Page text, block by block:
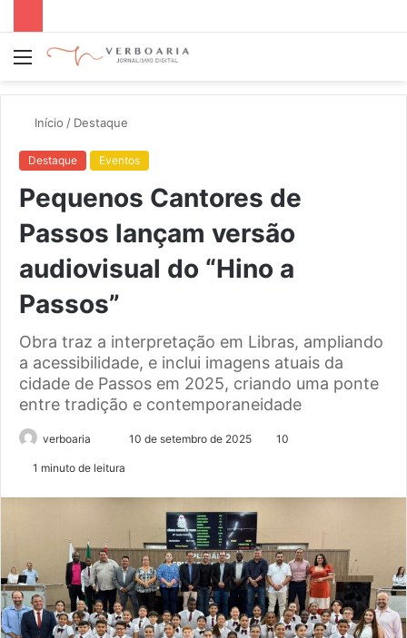
Menu
Início / Destaque
Destaque Eventos
Pequenos Cantores de
Passos lançam versão
audiovisual do “Hino a
Passos”
Obra traz a interpretação em Libras, ampliando
a acessibilidade, e inclui imagens atuais da
cidade de Passos em 2025, criando uma ponte
entre tradição e contemporaneidade
verboaria
Mande10 de setembro de 2025 10
1 minuto de leitura